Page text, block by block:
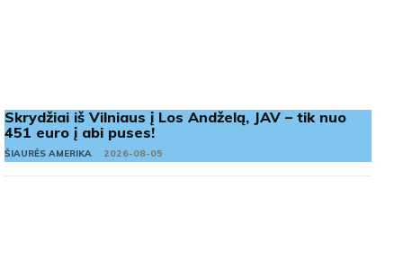
Skrydžiai iš Vilniaus į Los Andželą, JAV – tik nuo
451 euro į abi puses!
ŠIAURĖS AMERIKA 2026-08-05